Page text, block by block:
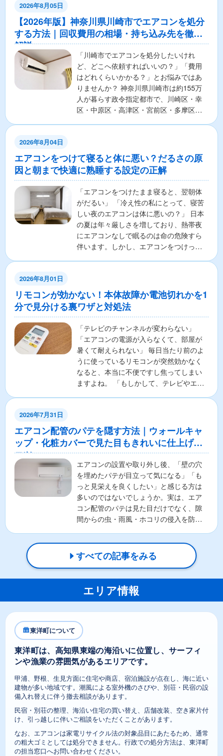
2026年8月05日
【2026年版】神奈川県川崎市でエアコンを処分
する方法｜回収費用の相場・持ち込み先を徹底
解説
「川崎市でエアコンを処分したいけれ
ど、どこへ依頼すればいいの？」「費用
はどれくらいかかる？」とお悩みではあ
りませんか？ 神奈川県川崎市は約155万
人が暮らす政令指定都市で、川崎区・幸
区・中原区・高津区・宮前区・多摩区・
2026年8月04日
エアコンをつけて寝ると体に悪い？だるさの原
因と朝まで快適に熟睡する設定の正解
「エアコンをつけたまま寝ると、翌朝体
がだるい」 「冷え性の私にとって、寝苦
しい夜のエアコンは体に悪いの？」 日本
の夏は年々厳しさを増しており、熱帯夜
にエアコンなしで眠るのは命の危険すら
伴います。しかし、エアコンをつけっぱ
2026年8月01日
リモコンが効かない！本体故障か電池切れかを1
分で見分ける裏ワザと対処法
「テレビのチャンネルが変わらない」
「エアコンの電源が入らなくて、部屋が
暑くて耐えられない」 毎日当たり前のよ
うに使っているリモコンが突然効かなく
なると、本当に不便ですし焦ってしまい
ますよね。 「もしかして、テレビやエア
2026年7月31日
エアコン配管のパテを隠す方法｜ウォールキャ
ップ・化粧カバーで見た目もきれいに仕上げる
コツ
エアコンの設置や取り外し後、「壁の穴
を埋めたパテが目立って気になる」「も
っと見栄えを良くしたい」と感じる方は
多いのではないでしょうか。実は、エア
コン配管のパテは見た目だけでなく、隙
間からの虫・雨風・ホコリの侵入を防ぐ
すべての記事をみる
エリア情報
東洋町について
東洋町は、高知県東端の海沿いに位置し、サーフィ
ンや漁業の雰囲気があるエリアです。
甲浦、野根、生見方面に住宅や商店、宿泊施設が点在し、海に近い
建物が多い地域です。潮風による室外機のさびや、別荘・民宿の設
備入れ替えに伴う撤去相談があります。
民宿・別荘の整理、海沿い住宅の買い替え、店舗改装、空き家片付
け、引っ越しに伴いご相談をいただくことがあります。
なお、エアコンは家電リサイクル法の対象品目にあたるため、通常
の粗大ゴミとしては処分できません。行政での処分方法は、東洋町
の担当窓口へお問い合わせください。